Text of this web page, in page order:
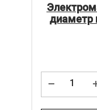
диаметр